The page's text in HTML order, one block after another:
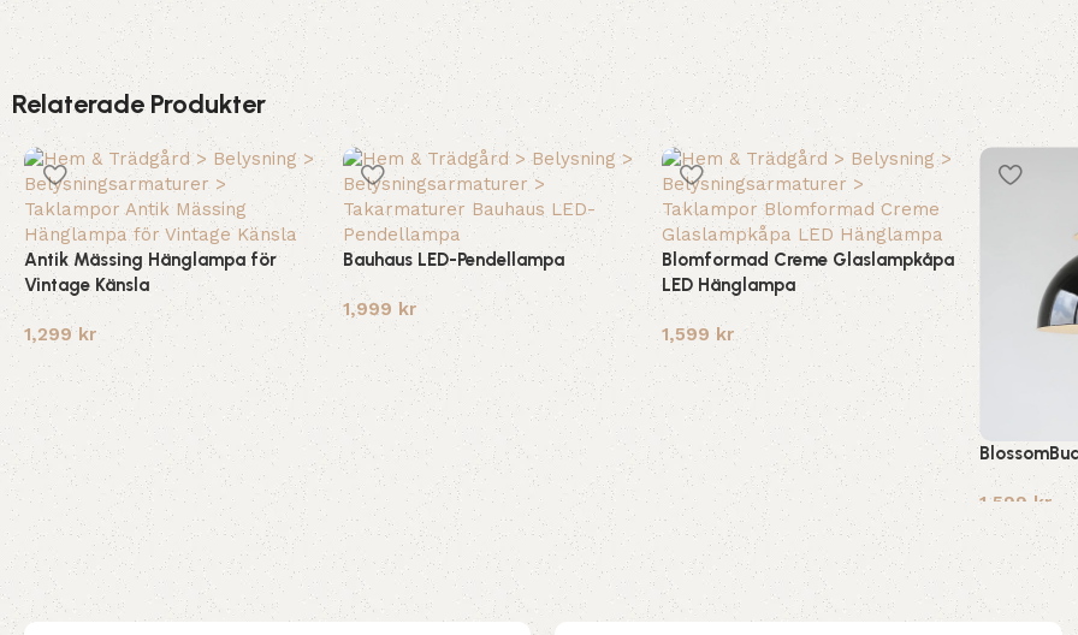
Relaterade Produkter
Antik Mässing Hänglampa för
Vintage Känsla
1,299 kr
Bauhaus LED-Pendellampa
1,999 kr
Blomformad Creme Glaslampkåpa
LED Hänglampa
1,599kr
1,599 kr